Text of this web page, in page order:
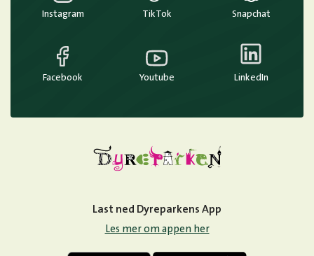
Instagram TikTok Snapchat
Facebook Youtube LinkedIn
Last ned Dyreparkens App
Les mer om appen her